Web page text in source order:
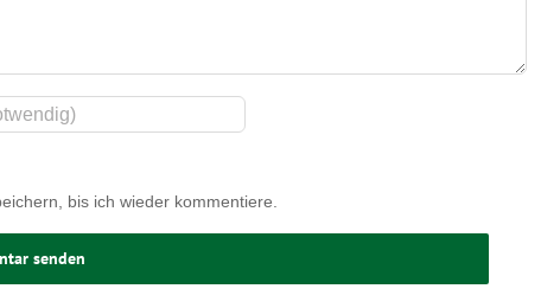
bis ich wieder kommentiere.